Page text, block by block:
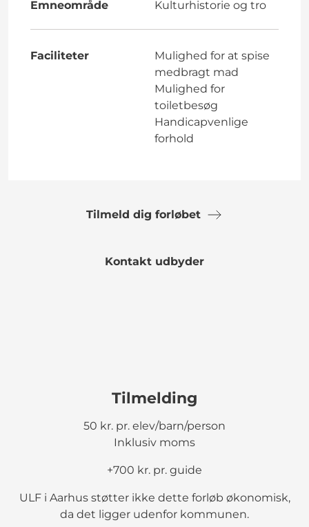
Emneområde Kulturhistorie og tro
Faciliteter
Mulighed for at spise
medbragt mad
Mulighed for
toiletbesøg
Handicapvenlige
forhold
Tilmeld dig forløbet
Kontakt udbyder
Tilmelding
50 kr. pr. elev/barn/person
Inklusiv moms
+700 kr. pr. guide
ULF i Aarhus støtter ikke dette forløb økonomisk,
da det ligger udenfor kommunen.